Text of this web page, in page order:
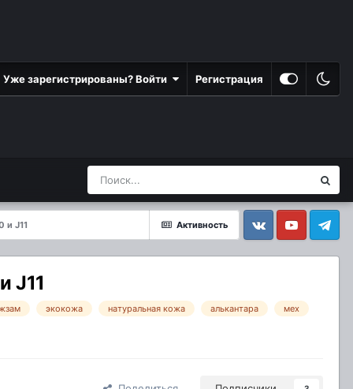
Уже зарегистрированы? Войти Регистрация
Активность
и J11
VkontakteYouTube Telegram
J11
экокожа натуральная кожа алькантара мех